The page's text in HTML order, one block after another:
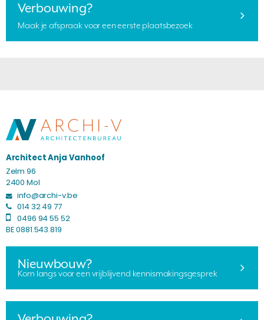
Verbouwing?
Maak je afspraak voor een eerste plaatsbezoek
Architect Anja Vanhoof
Zelm 96
2400 Mol
info@archi-v.be
014 32 49 77
0496 94 55 52
BE 0881.543.819
Nieuwbouw?
Kom langs voor een vrijblijvend kennismakingsgesprek